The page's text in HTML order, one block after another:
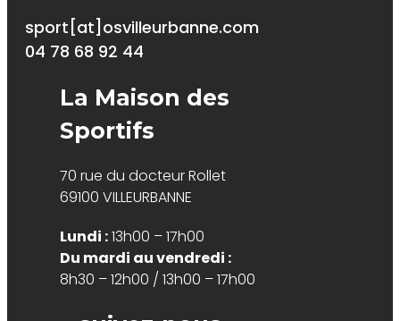
sport[at]osvilleurbanne.com
04 78 68 92 44
La Maison des
Sportifs
70 rue du docteur Rollet
69100 VILLEURBANNE
Lundi :13h00 – 17h00
Du mardi au vendredi :
8h30 – 12h00 / 13h00 – 17h00